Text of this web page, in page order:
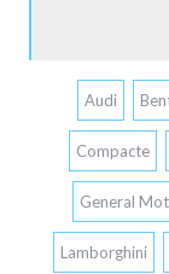
Audi
Compacte
General
Lamborghini